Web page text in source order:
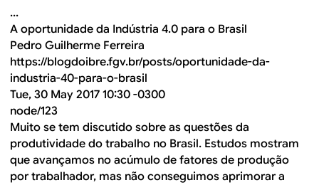
...
A oportunidade da Indústria 4.0 para o Brasil
Pedro Guilherme Ferreira
https://blogdoibre.fgv.br/posts/oportunidade-da-
industria-40-para-o-brasil
Tue, 30 May 2017 10:30 -0300
node/123
Muito se tem discutido sobre as questões da
produtividade do trabalho no Brasil. Estudos mostram
que avançamos no acúmulo de fatores de produção
por trabalhador, mas não conseguimos aprimorar a